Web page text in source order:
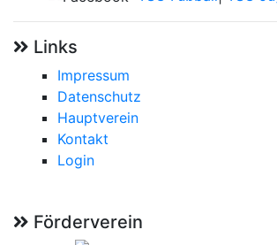
Links
Impressum
Datenschutz
Hauptverein
Kontakt
Login
Förderverein